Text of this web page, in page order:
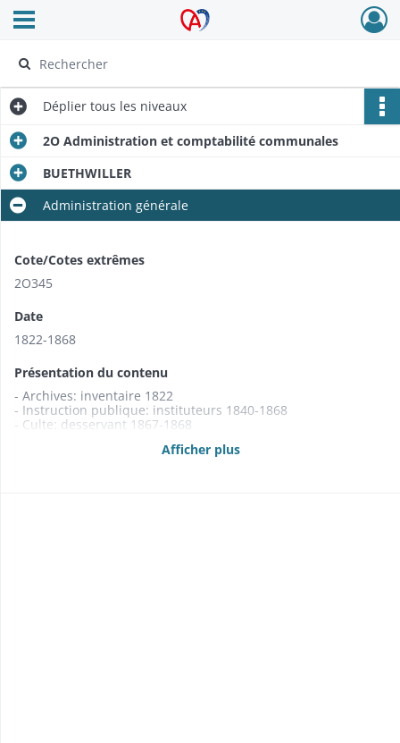
Archives Alsace - Colmar
Ouvrir le menu déroulant
Déplier tous les niveaux
2O Administration et comptabilité communales
BUETHWILLER
Administration générale
Cote/Cotes extrêmes
2O345
Date
1822-1868
Présentation du contenu
- Archives: inventaire 1822
- Instruction publique: instituteurs 1840-1868
- Culte: desservant 1867-1868
1834: plan cadastral de la section B
Afficher plus